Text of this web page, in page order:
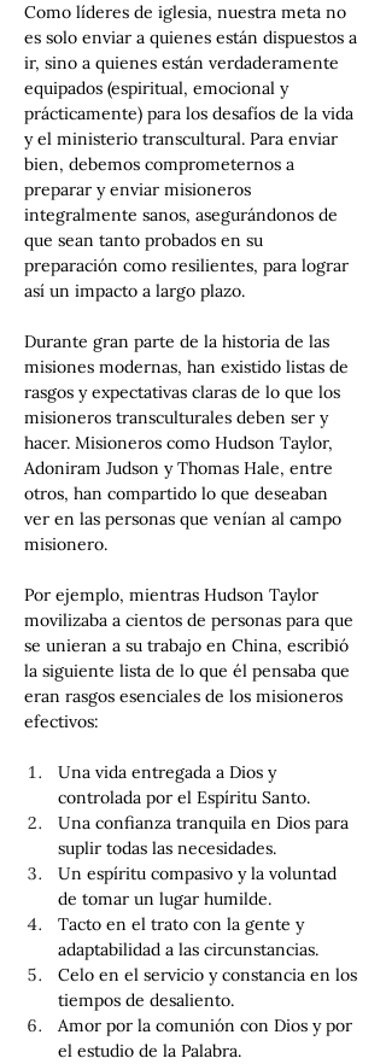
Como líderes de iglesia, nuestra meta no
es solo enviar a quienes están dispuestos a
ir, sino a quienes están verdaderamente
equipados (espiritual, emocional y
prácticamente) para los desafíos de la vida
y el ministerio transcultural. Para enviar
bien, debemos comprometernos a
preparar y enviar misioneros
integralmente sanos, asegurándonos de
que sean tanto probados en su
preparación como resilientes, para lograr
así un impacto a largo plazo.
Durante gran parte de la historia de las
misiones modernas, han existido listas de
rasgos y expectativas claras de lo que los
misioneros transculturales deben ser y
hacer. Misioneros como Hudson Taylor,
Adoniram Judson y Thomas Hale, entre
otros, han compartido lo que deseaban
ver en las personas que venían al campo
misionero.
Por ejemplo, mientras Hudson Taylor
movilizaba a cientos de personas para que
se unieran a su trabajo en China, escribió
la siguiente lista de lo que él pensaba que
eran rasgos esenciales de los misioneros
efectivos:
Una vida entregada a Dios y
controlada por el Espíritu Santo.
Una confianza tranquila en Dios para
suplir todas las necesidades.
Un espíritu compasivo y la voluntad
de tomar un lugar humilde.
Tacto en el trato con la gente y
adaptabilidad a las circunstancias.
Celo en el servicio y constancia en los
tiempos de desaliento.
Amor por la comunión con Dios y por
el estudio de la Palabra.